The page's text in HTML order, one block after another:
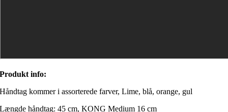
Produkt info:
Håndtag kommer i assorterede farver, Lime, blå, orange, gul
Længde håndtag: 45 cm, KONG Medium 16 cm